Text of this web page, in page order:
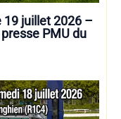
19 juillet 2026 –
PMU du